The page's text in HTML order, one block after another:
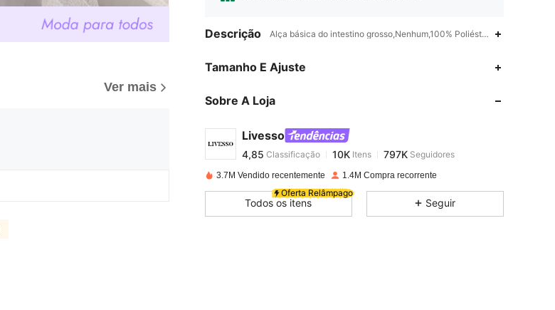
Ver mais
Descrição Alça básica do intestino grosso,Nenhum,100% Poliéster
Tamanho E Ajuste
Sobre A Loja
Livesso
4,85
Classificação 10K
l***ipago1 dia atrás
10K
3.7M Vendido recentemente 1.4M Compra recorrente
Oferta Relâmpago
Todos os itens Seguir